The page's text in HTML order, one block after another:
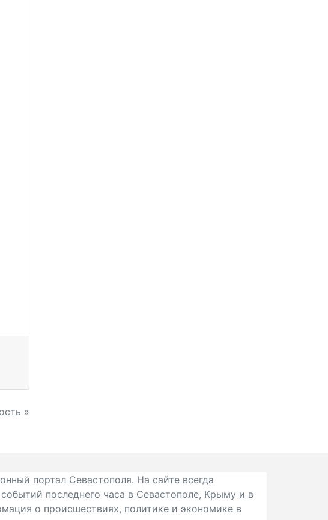
»
портал Севастополя. На сайте всегда
последнего часа в Севастополе, Крыму и в
о происшествиях, политике и экономике в